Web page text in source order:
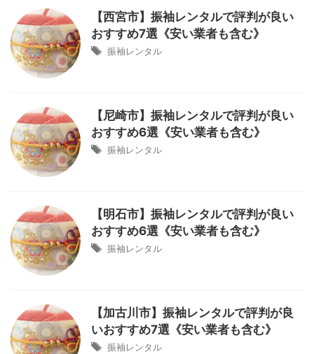
【西宮市】振袖レンタルで評判が良い
おすすめ7選《安い業者も含む》
振袖レンタル
【尼崎市】振袖レンタルで評判が良い
おすすめ6選《安い業者も含む》
振袖レンタル
【明石市】振袖レンタルで評判が良い
おすすめ6選《安い業者も含む》
振袖レンタル
【加古川市】振袖レンタルで評判が良
いおすすめ7選《安い業者も含む》
振袖レンタル